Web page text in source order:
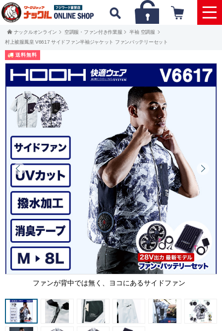
ナックルオンライン 空調服・ファン付き作業服
半袖 空調服
村上被服鳳皇 V6617 サイドファン半袖ジャケット ファンバッテリーセット
送料無料
ファンが背中では無く、ヨコにあるサイドファン